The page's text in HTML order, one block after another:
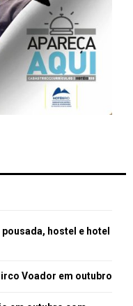
hostel e hotel
Voador em outubro